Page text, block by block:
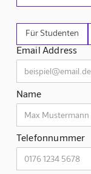
Für Studenten
Email Address
Name
Telefonnummer